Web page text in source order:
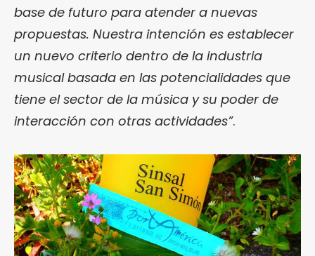
base de futuro para atender a nuevas
propuestas. Nuestra intención es establecer
un nuevo criterio dentro de la industria
musical basada en las potencialidades que
tiene el sector de la música y su poder de
interacción con otras actividades”.